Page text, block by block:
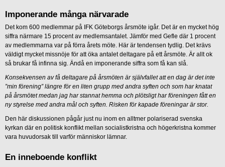
Imponerande många närvarade
Det kom 600 medlemmar på IFK Göteborgs årsmöte igår. Det är en mycket hög
siffra närmare 15 procent av medlemsantalet. Jämför med Gefle där 1 procent
av medlemmarna var på förra årets möte. Här är tendensen tydlig. Det krävs
väldigt mycket missnöje för att öka antalet deltagare på ett årsmöte. Är allt ok
så brukar få infinna sig. Ändå en imponerande siffra som få kan slå.
Konsekvensen av få deltagare på årsmöten är självfallet att en dag är det inte
”min förening” längre för en liten grupp med andra syften och som har knatat
på årsmötet medan jag har stannat hemma och plötsligt har föreningen fått en
ny styrelse med andra mål och syften. Risken för kapade föreningar är stor.
Den här diskussionen pågår just nu inom en alltmer polariserad svenska
kyrkan där en politisk konflikt mellan socialistkristna och högerkristna kommer
vara huvudorsak till varför människor lämnar.
En inneboende konflikt